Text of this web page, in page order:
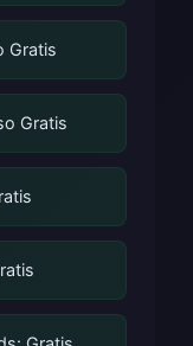
Gratis
Gratis